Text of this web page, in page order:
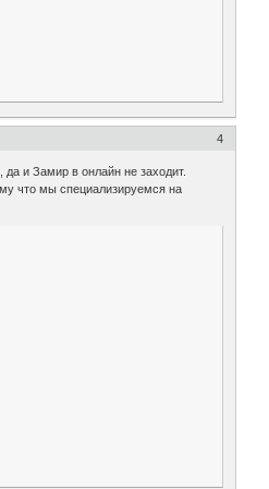
4
и Замир в онлайн не заходит.
что мы специализируемся на